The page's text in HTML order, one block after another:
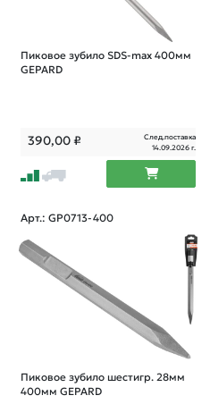
Пиковое зубило SDS-max 400мм
GEPARD
390,00₽
След.поставка
14.09.2026 г.
Арт.: GP0713-400
Пиковое зубило шестигр. 28мм
400мм GEPARD